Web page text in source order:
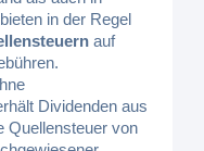
in der Regel
auf
Dividenden aus
Quellensteuer von